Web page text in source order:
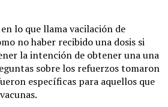
lo que llama vacilación de
no haber recibido una dosis si
la intención de obtener una una
sobre los refuerzos tomaron
específicas para aquellos que